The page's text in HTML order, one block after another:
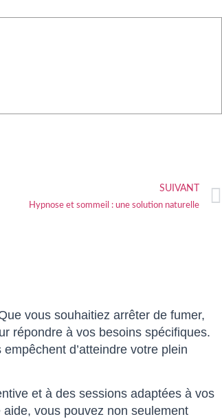
SUIVANT
Hypnose et sommeil : une solution naturelle
vous souhaitiez arrêter de fumer,
répondre à vos besoins spécifiques.
d’atteindre votre plein
et à des sessions adaptées à vos
vous pouvez non seulement